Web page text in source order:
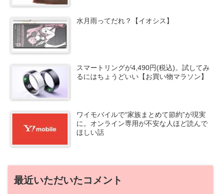
水月雨ってだれ？【イオシス】
スマートリングが4,490円(税込)。試してみ
るにはちょうどいい【お買い物マラソン】
ワイモバイルで“家族まとめて節約”が現実
に。オンライン専用が不安な人ほど読んで
ほしい話
最近いただいたコメント